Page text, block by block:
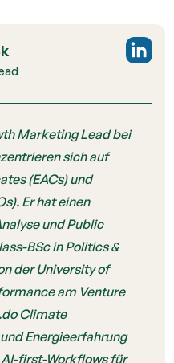
Marketing Lead bei
sich auf
(EACs) und
Er hat einen
und Public
BSc in Politics &
der University of
am Venture
Climate
Energieerfahrung
first-Workflows für